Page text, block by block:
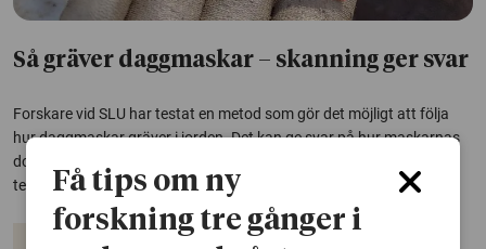
Så gräver daggmaskar – skanning ger svar
Forskare vid SLU har testat en metod som gör det möjligt att följa
hur daggmaskar gräver i jorden. Det kan ge svar på hur maskarnas
dolda arbete under markytan påverkas av faktorer som fukt,
temperatur och jordbearbetning.
Få tips om ny
forskning tre gånger i